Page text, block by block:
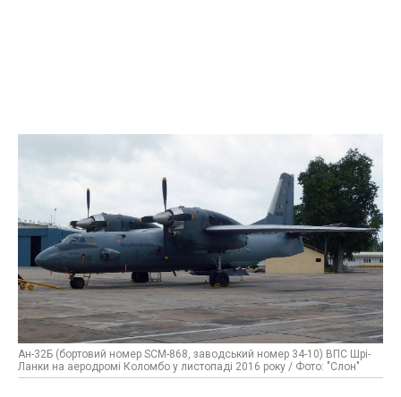
Ан-32Б (бортовий номер SCM-868, заводський номер 34-10) ВПС Шрі-
Ланки на аеродромі Коломбо у листопаді 2016 року / Фото: "Слон"